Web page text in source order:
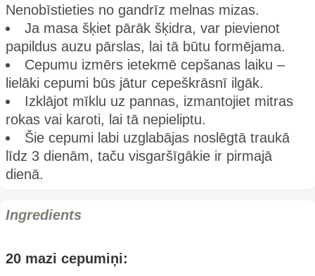
Nenobīstieties no gandrīz melnas mizas.
Ja masa šķiet pārāk šķidra, var pievienot
papildus auzu pārslas, lai tā būtu formējama.
Cepumu izmērs ietekmē cepšanas laiku –
lielāki cepumi būs jātur cepeškrāsnī ilgāk.
Izklājot mīklu uz pannas, izmantojiet mitras
rokas vai karoti, lai tā nepieliptu.
Šie cepumi labi uzglabājas noslēgtā traukā
līdz 3 dienām, taču visgaršīgākie ir pirmajā
dienā.
Ingredients
20 mazi cepumiņi: